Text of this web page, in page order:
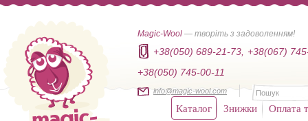
Magic-Wool — творіть з задоволенням!
+38(050) 689-21-73,
+38(067)
+38(050) 745-00-11
info@magic-wool.com
Каталог Знижки Оплата